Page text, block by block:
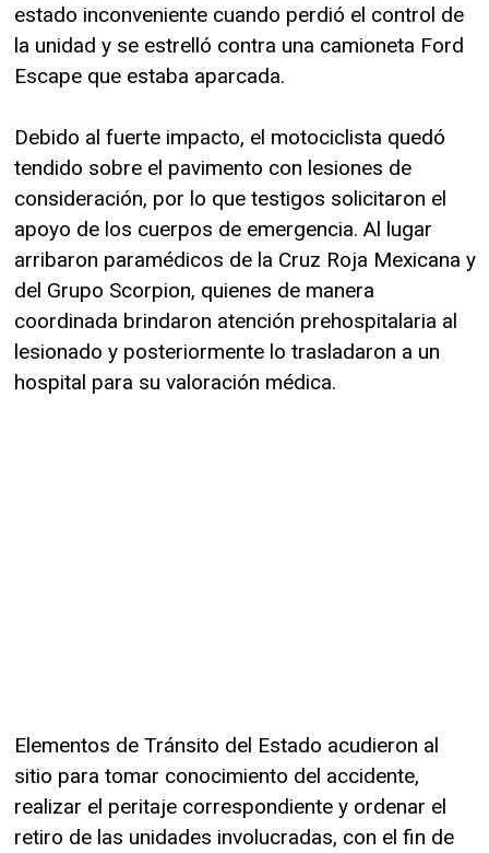
estado inconveniente cuando perdió el control de
la unidad y se estrelló contra una camioneta Ford
Escape que estaba aparcada.
Debido al fuerte impacto, el motociclista quedó
tendido sobre el pavimento con lesiones de
consideración, por lo que testigos solicitaron el
apoyo de los cuerpos de emergencia. Al lugar
arribaron paramédicos de la Cruz Roja Mexicana y
del Grupo Scorpion, quienes de manera
coordinada brindaron atención prehospitalaria al
lesionado y posteriormente lo trasladaron a un
hospital para su valoración médica.
Elementos de Tránsito del Estado acudieron al
sitio para tomar conocimiento del accidente,
realizar el peritaje correspondiente y ordenar el
retiro de las unidades involucradas, con el fin de